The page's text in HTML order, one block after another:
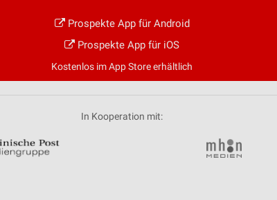
Prospekte App für Android
Prospekte App für iOS
Kostenlos im App Store erhältlich
In Kooperation mit: